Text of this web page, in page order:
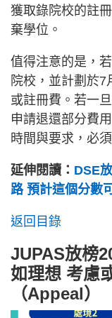
獲取錄院校的註
棄學位。
值得注意的是，
院校，並計劃於
或註冊費。若一
申請退還部分費
時間與要求，必
延伸閱讀： DSE
路 預計這個分數
返回目錄
JUPAS放榜
如理想 考慮
（Appeal）